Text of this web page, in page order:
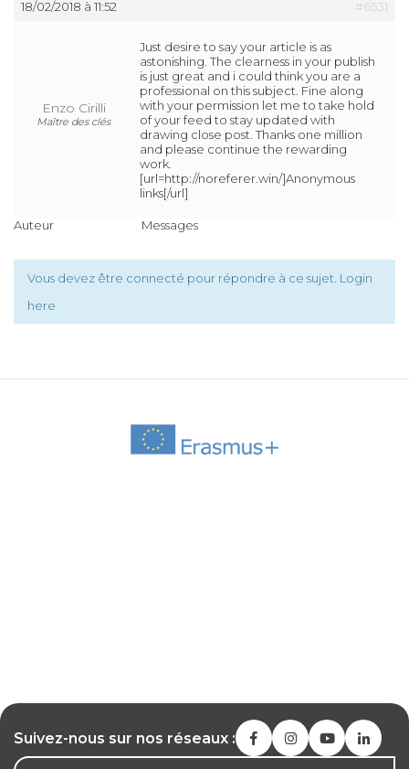
18/02/2018 à 11:52 #6531
Enzo Cirilli
Maître des clés
Just desire to say your article is as
astonishing. The clearness in your publish
is just great and i could think you are a
professional on this subject. Fine along
with your permission let me to take hold
of your feed to stay updated with
drawing close post. Thanks one million
and please continue the rewarding
work.
[url=http://noreferer.win/]Anonymous
links[/url]
Auteur Messages
Vous devez être connecté pour répondre à ce sujet. Login
here
Suivez-nous sur nos réseaux :